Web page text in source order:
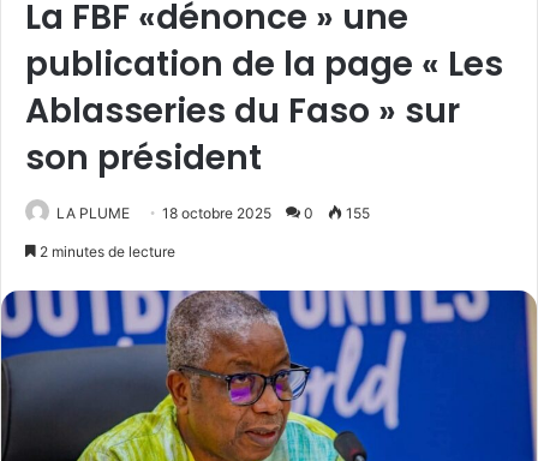
La FBF «dénonce » une
publication de la page « Les
Ablasseries du Faso » sur
son président
LA PLUME 18 octobre 2025 0 155
2 minutes de lecture